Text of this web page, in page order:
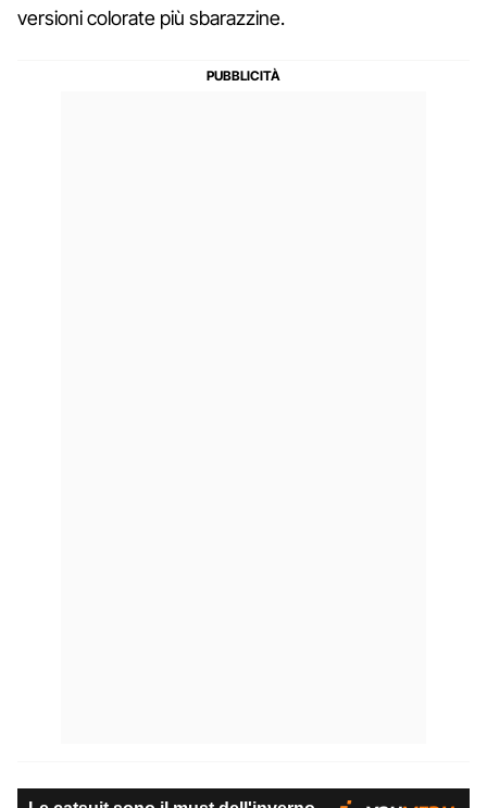
versioni colorate più sbarazzine.